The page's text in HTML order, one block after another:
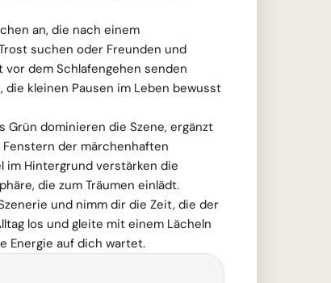
an, die nach einem
suchen oder Freunden und
dem Schlafengehen senden
kleinen Pausen im Leben bewusst
dominieren die Szene, ergänzt
der märchenhaften
im Hintergrund verstärken die
die zum Träumen einlädt.
und nimm dir die Zeit, die der
los und gleite mit einem Lächeln
Energie auf dich wartet.